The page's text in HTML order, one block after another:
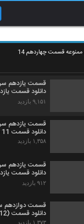
ممنوعه قسمت چهاردهم 14
قسمت یازدهم
قسمت یازدهم
دانلود قسمت 11 ممنوعه -11- یازده HD انلاین.
قسمت یازدهم
انلاین.
۹,۱۵۱ بازدید
قسمت یازدهم
دانلود قسمت 11 ممنوعه (یازدهم) یازده HD.
۱,۳۵۸ بازدید
قسمت یازدهم
HD
۹۱۲ بازدید
قسمت دوازدهم
دانلود قسمت (12) دوازده ممنوعه-